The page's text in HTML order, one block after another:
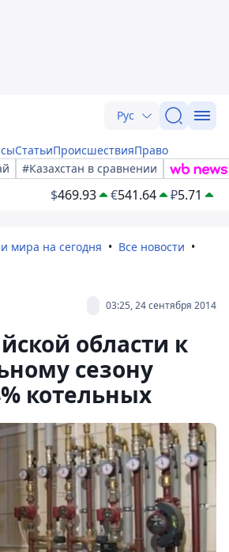
Рус
СтатьиПроисшествияПраво
#Казахстан в сравнении
$469.93 €541.64 ₽5.71
мира на сегодня
Все новости
03:25, 24 сентября 2014
области к
сезону
котельных